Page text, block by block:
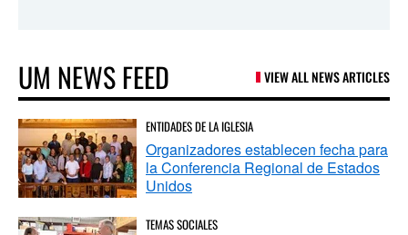
UM NEWS FEED VIEW ALL NEWS ARTICLES
ENTIDADES DE LA IGLESIA
Organizadores establecen fecha para
la Conferencia Regional de Estados
Unidos
TEMAS SOCIALES